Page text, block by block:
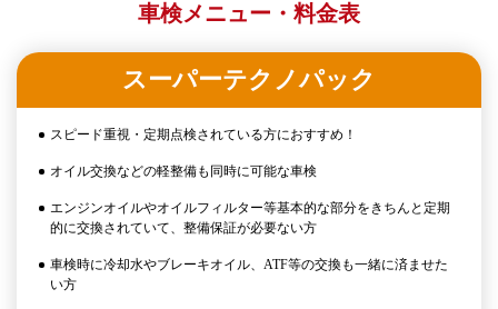
車検メニュー・料金表
スーパーテクノパック
スピード重視・定期点検されている方におすすめ！
オイル交換などの軽整備も同時に可能な車検
エンジンオイルやオイルフィルター等基本的な部分をきちんと定期
的に交換されていて、整備保証が必要ない方
車検時に冷却水やブレーキオイル、ATF等の交換も一緒に済ませた
い方